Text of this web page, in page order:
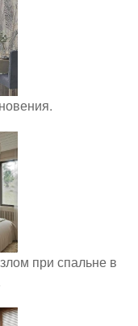
при спальне в